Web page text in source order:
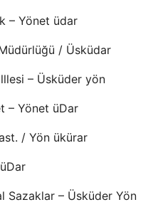
– Yönet üdar
/ Üsküdar
– Üsküder yön
– Yönet üDar
/ Yön ükürar
Sazaklar – Üsküder Yön